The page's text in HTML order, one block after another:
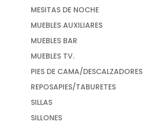
MESITAS DE NOCHE
MUEBLES AUXILIARES
MUEBLES BAR
MUEBLES TV.
PIES DE CAMA/DESCALZADORES
REPOSAPIES/TABURETES
SILLAS
SILLONES